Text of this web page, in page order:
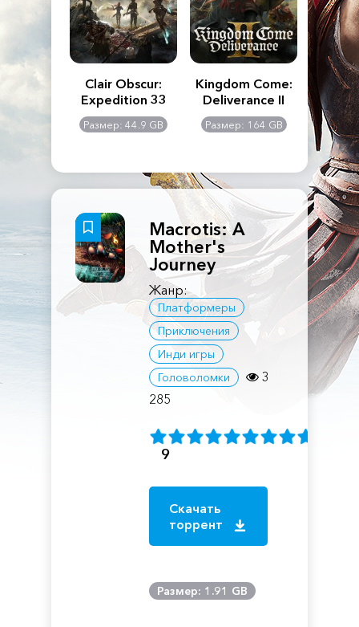
Creed
Clair Obscur:
Expedition 33
Размер: 44.9 GB
Kingdom Come:
Deliverance II
Размер: 164 GB
The
Macrotis: A
Mother's
Journey
Жанр:
Платформеры
Приключения
Инди игры
Головоломки
3
285
9
Скачать
торрент
Размер: 1.91 GB